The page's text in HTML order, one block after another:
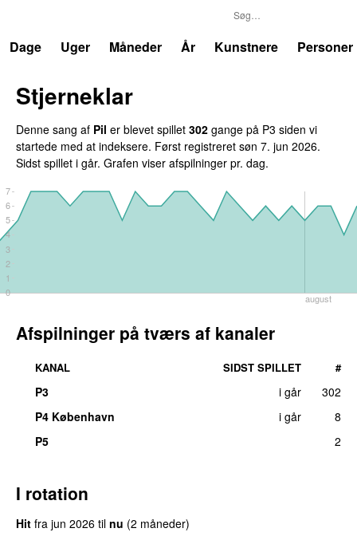
Dage
Uger Måneder År Kunstnere Personer
Stjerneklar
Denne sang af Pil er blevet spillet 302 gange på P3 siden vi
startede med at indeksere. Først registreret søn 7. jun 2026.
Sidst spillet i går. Grafen viser afspilninger pr. dag.
august
0
1
2
3
4
5
6
7
Afspilninger på tværs af kanaler
KANAL SIDST SPILLET #
P3 i går
302
P4 København
i går
8
P5
2
I rotation
Hit fra jun 2026 til nu (2 måneder)